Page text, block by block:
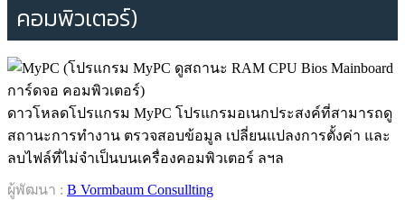
คอมพิวเตอร์)
ดาวโหลดโปรแกรม MyPC โปรแกรมอเนกประสงค์ที่สามารถดู
สถานะการทำงาน ตรวจสอบข้อมูล เปลี่ยนแปลงการตั้งค่า และ
ลบไฟล์ที่ไม่จำเป็นบนเครื่องคอมพิวเตอร์ ลฯล
ผู้พัฒนา : B Vormbaum Consullting